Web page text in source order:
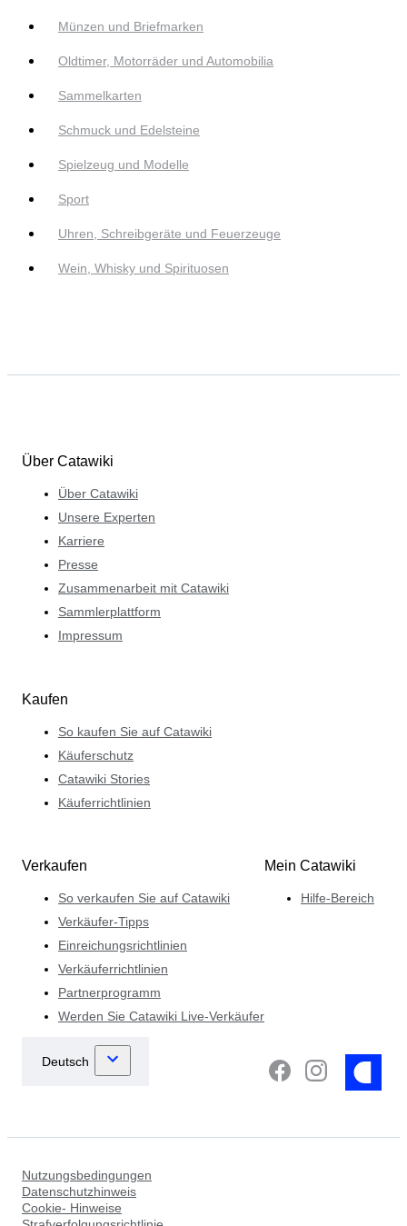
Münzen und Briefmarken
Oldtimer, Motorräder und Automobilia
Sammelkarten
Schmuck und Edelsteine
Spielzeug und Modelle
Sport
Uhren, Schreibgeräte und Feuerzeuge
Wein, Whisky und Spirituosen
Über Catawiki
Über Catawiki
Unsere Experten
Karriere
Presse
Zusammenarbeit mit Catawiki
Sammlerplattform
Impressum
Kaufen
So kaufen Sie auf Catawiki
Käuferschutz
Catawiki Stories
Käuferrichtlinien
Verkaufen
So verkaufen Sie auf Catawiki
Verkäufer-Tipps
Einreichungsrichtlinien
Verkäuferrichtlinien
Partnerprogramm
Werden Sie Catawiki Live-Verkäufer
Mein Catawiki
Hilfe-Bereich
Nutzungsbedingungen
Datenschutzhinweis
Cookie- Hinweise